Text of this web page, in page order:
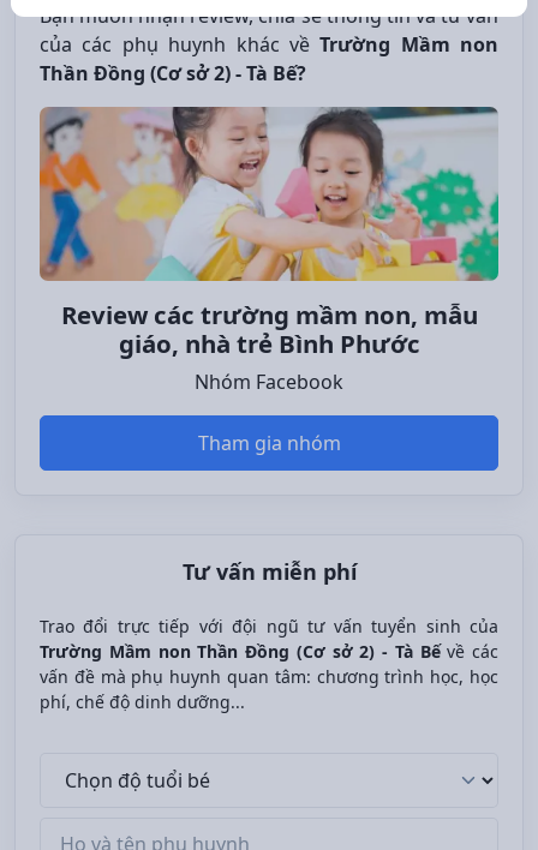
Bạn muốn nhận review, chia sẻ thông tin và tư vấn
của các phụ huynh khác vềTrường Mầm non
Thần Đồng (Cơ sở 2) - Tà Bế?
Review các trường mầm non, mẫu
giáo, nhà trẻ Bình Phước
Nhóm Facebook
Tham gia nhóm
Tư vấn miễn phí
Trao đổi trực tiếp với đội ngũ tư vấn tuyển sinh của
Trường Mầm non Thần Đồng (Cơ sở 2) - Tà Bếvề các
vấn đề mà phụ huynh quan tâm: chương trình học, học
phí, chế độ dinh dưỡng...